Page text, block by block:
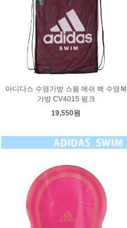
아디다스 수영가방 스윔 메쉬 백 수영복
가방 CV4015 핑크
19,550원